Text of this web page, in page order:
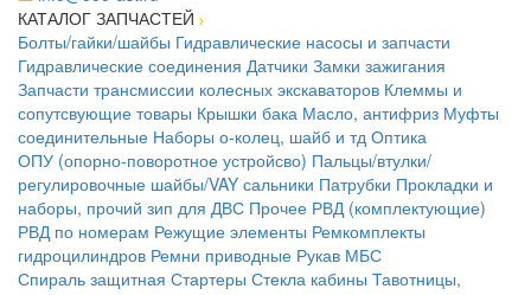
КАТАЛОГ ЗАПЧАСТЕЙ
Болты/гайки/шайбы Гидравлические насосы и запчасти
Гидравлические соединения Датчики Замки зажигания
Запчасти трансмиссии колесных экскаваторов Клеммы и
сопутсвующие товары Крышки бака Масло, антифриз Муфты
соединительные Наборы о-колец, шайб и тд Оптика
ОПУ (опорно-поворотное устройсво) Пальцы/втулки/
регулировочные шайбы/VAY сальники Патрубки Прокладки и
наборы, прочий зип для ДВС Прочее РВД (комплектующие)
РВД по номерам Режущие элементы Ремкомплекты
гидроцилиндров Ремни приводные Рукав МБС
Спираль защитная Стартеры Стекла кабины Тавотницы,